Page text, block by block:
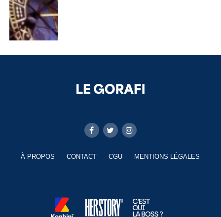
À PROPOS CONTACT CGU MENTIONS LÉGALES